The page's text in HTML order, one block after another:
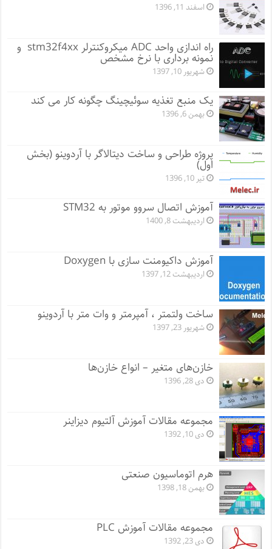
اسفند 11, 1396
راه اندازی واحد ADC میکروکنترلر stm32f4xx و
نمونه برداری با نرخ مشخص
شهریور 10, 1397
یک منبع تغذیه سوئیچینگ چگونه کار می کند
بهمن 6, 1396
پروژه طراحی و ساخت دیتالاگر با آردوینو (بخش
اول)
تیر 10, 1396
آموزش اتصال سروو موتور به STM32
اردیبهشت 8, 1400
آموزش داکیومنت سازی با Doxygen
اردیبهشت 12, 1397
ساخت ولتمتر ، آمپرمتر و وات متر با آردوینو
شهریور 23, 1397
خازن‌های متغیر – انواع خازن‌ها
دی 28, 1396
مجموعه مقالات آموزش آلتیوم دیزاینر
دی 10, 1392
هرم اتوماسیون صنعتی
بهمن 18, 1398
مجموعه مقالات آموزش PLC
دی 23, 1392